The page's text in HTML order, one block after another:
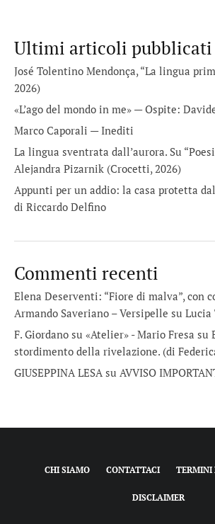
Ultimi articoli pubblicati
José Tolentino Mendonça, “La lingua
2026)
«L’ago del mondo in me» — Ospite:
Marco Caporali — Inediti
La lingua sventrata dall’aurora. Su
Alejandra Pizarnik (Crocetti, 2026)
Appunti per un addio: la casa protetta
di Riccardo Delfino
Commenti recenti
Elena Deserventi: “Fiore di malva”, con
Armando Saveriano – Versipelle su Lucia
F. Giordano su «Atelier» - Mario Fresa su
stordimento della rivelazione. (di
GIUSEPPINA LESA su AVVISO
CHI SIAMO CONTATTACI TERMINI
DISCLAIMER